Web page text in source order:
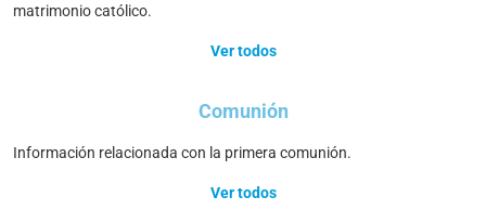
matrimonio católico.
Ver todos
Comunión
Información relacionada con la primera comunión.
Ver todos